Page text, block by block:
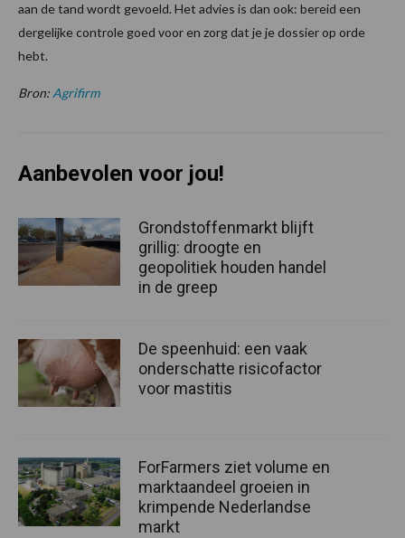
aan de tand wordt gevoeld. Het advies is dan ook: bereid een
dergelijke controle goed voor en zorg dat je je dossier op orde
hebt.
Bron: Agrifirm
Aanbevolen voor jou!
Grondstoffenmarkt blijft
grillig: droogte en
geopolitiek houden handel
in de greep
De speenhuid: een vaak
onderschatte risicofactor
voor mastitis
ForFarmers ziet volume en
marktaandeel groeien in
krimpende Nederlandse
markt